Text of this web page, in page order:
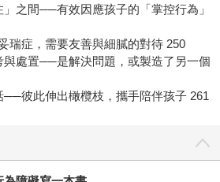
之間──有效因應孩子的「掌控行為」
瑞症，需要友善與細膩的對待 250
與處置──是解決問題，或製造了另一個
──彼此伸出橄欖枝，攜手陪伴孩子 261